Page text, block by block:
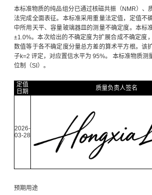
本标准物质的纯品组分已通过核磁共振（NMR）、
法完成全面表征。本标准采用重量法定值，定值不
中所用天平、容量玻璃器皿的测量不确定度。本标
±1.0%。本次给出的不确定度为扩展合成不确定度
数值等于各不确定度分量总方差的算术平方根。该
子k=2 评定，对应置信水平为 95%。 本标准物质测
位制（SI）。
定值
日期
质量负责人签名
2026-
03-28
预期用途